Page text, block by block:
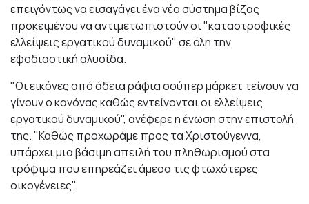
επειγόντως να εισαγάγει ένα νέο σύστημα βίζας
προκειμένου να αντιμετωπιστούν οι "καταστροφικές
ελλείψεις εργατικού δυναμικού" σε όλη την
εφοδιαστική αλυσίδα.
"Οι εικόνες από άδεια ράφια σούπερ μάρκετ τείνουν να
γίνουν ο κανόνας καθώς εντείνονται οι ελλείψεις
εργατικού δυναμικού", ανέφερε η ένωση στην επιστολή
της. "Καθώς προχωράμε προς τα Χριστούγεννα,
υπάρχει μια βάσιμη απειλή του πληθωρισμού στα
τρόφιμα που επηρεάζει άμεσα τις φτωχότερες
οικογένειες".